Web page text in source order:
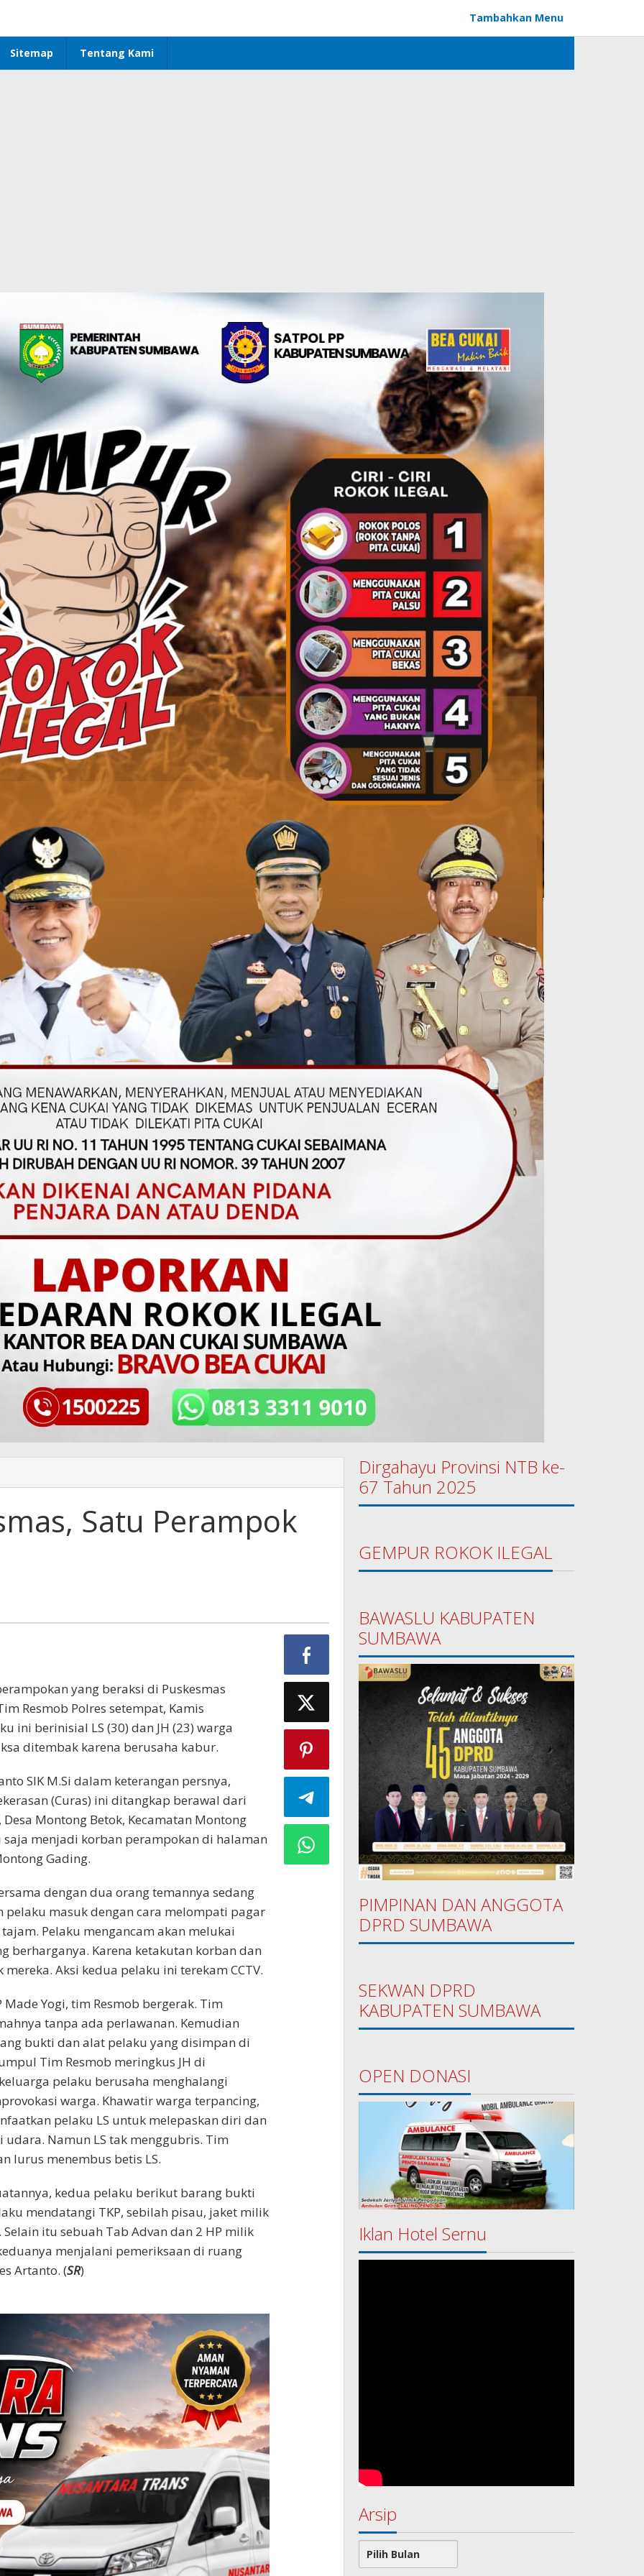
Tambahkan Menu
Sitemap Tentang Kami
Satu Perampok
yang beraksi di Puskesmas
Resmob Polres setempat, Kamis
ini berinisial LS (30) dan JH (23) warga
ditembak karena berusaha kabur.
SIK M.Si dalam keterangan persnya,
(Curas) ini ditangkap berawal dari
Montong Betok, Kecamatan Montong
menjadi korban perampokan di halaman
Gading.
dengan dua orang temannya sedang
pelaku masuk dengan cara melompati pagar
Pelaku mengancam akan melukai
berharganya. Karena ketakutan korban dan
Aksi kedua pelaku ini terekam CCTV.
Yogi, tim Resmob bergerak. Tim
tanpa ada perlawanan. Kemudian
bukti dan alat pelaku yang disimpan di
Tim Resmob meringkus JH di
pelaku berusaha menghalangi
warga. Khawatir warga terpancing,
pelaku LS untuk melepaskan diri dan
Namun LS tak menggubris. Tim
lurus menembus betis LS.
kedua pelaku berikut barang bukti
mendatangi TKP, sebilah pisau, jaket milik
itu sebuah Tab Advan dan 2 HP milik
menjalani pemeriksaan di ruang
Artanto. (SR)
Dirgahayu Provinsi NTB ke-
67 Tahun 2025
GEMPUR ROKOK ILEGAL
BAWASLU KABUPATEN
SUMBAWA
PIMPINAN DAN ANGGOTA
DPRD SUMBAWA
SEKWAN DPRD
KABUPATEN SUMBAWA
OPEN DONASI
Iklan Hotel Sernu
Arsip
Arsip